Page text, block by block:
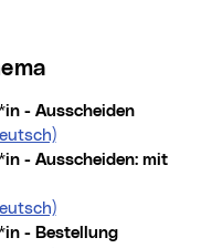
- Ausscheiden
(neues Fenster)
- Ausscheiden: mit
(neues Fenster)
- Bestellung